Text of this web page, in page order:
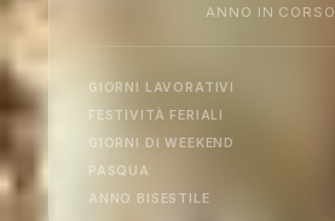
ANNO IN CORSO
GIORNI LAVORATIVI
FESTIVITÀ FERIALI
GIORNI DI WEEKEND
PASQUA
ANNO BISESTILE